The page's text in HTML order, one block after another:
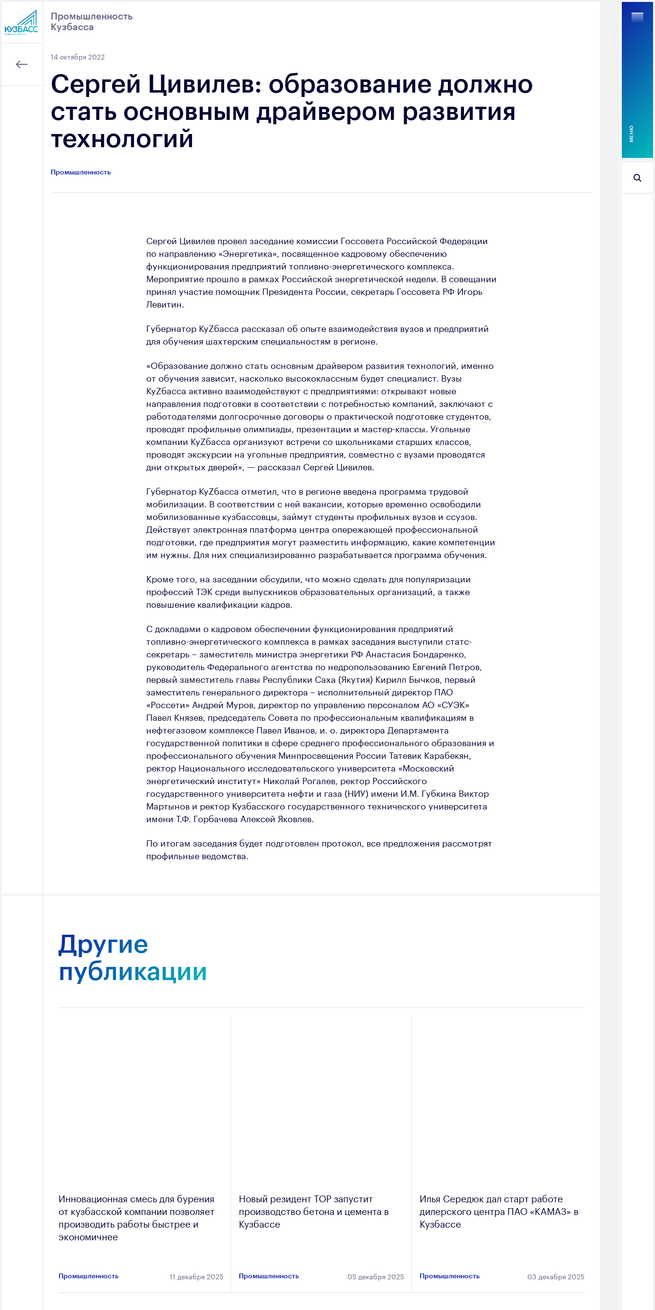
Промышленность
Кузбасса
MEНЮ
14 октября 2022
Сергей Цивилев: образование должно
стать основным драйвером развития
технологий
Промышленность
Сергей Цивилев провел заседание комиссии Госсовета Российской Федерации
по направлению «Энергетика», посвященное кадровому обеспечению
функционирования предприятий топливно-энергетического комплекса.
Мероприятие прошло в рамках Российской энергетической недели. В совещании
принял участие помощник Президента России, секретарь Госсовета РФ Игорь
Левитин.
Губернатор КуZбасса рассказал об опыте взаимодействия вузов и предприятий
для обучения шахтерским специальностям в регионе.
«Образование должно стать основным драйвером развития технологий, именно
от обучения зависит, насколько высококлассным будет специалист. Вузы
КуZбасса активно взаимодействуют с предприятиями: открывают новые
направления подготовки в соответствии с потребностью компаний, заключают с
работодателями долгосрочные договоры о практической подготовке студентов,
проводят профильные олимпиады, презентации и мастер-классы. Угольные
компании КуZбасса организуют встречи со школьниками старших классов,
проводят экскурсии на угольные предприятия, совместно с вузами проводятся
дни открытых дверей», — рассказал Сергей Цивилев.
Губернатор КуZбасса отметил, что в регионе введена программа трудовой
мобилизации. В соответствии с ней вакансии, которые временно освободили
мобилизованные кузбассовцы, займут студенты профильных вузов и ссузов.
Действует электронная платформа центра опережающей профессиональной
подготовки, где предприятия могут разместить информацию, какие компетенции
им нужны. Для них специализированно разрабатывается программа обучения.
Кроме того, на заседании обсудили, что можно сделать для популяризации
профессий ТЭК среди выпускников образовательных организаций, а также
повышение квалификации кадров.
С докладами о кадровом обеспечении функционирования предприятий
топливно-энергетического комплекса в рамках заседания выступили статс-
секретарь – заместитель министра энергетики РФ Анастасия Бондаренко,
руководитель Федерального агентства по недропользованию Евгений Петров,
первый заместитель главы Республики Саха (Якутия) Кирилл Бычков, первый
заместитель генерального директора – исполнительный директор ПАО
«Россети» Андрей Муров, директор по управлению персоналом АО «СУЭК»
Павел Князев, председатель Совета по профессиональным квалификациям в
нефтегазовом комплексе Павел Иванов, и. о. директора Департамента
государственной политики в сфере среднего профессионального образования и
профессионального обучения Минпросвещения России Татевик Карабекян,
ректор Национального исследовательского университета «Московский
энергетический институт» Николай Рогалев, ректор Российского
государственного университета нефти и газа (НИУ) имени И.М. Губкина Виктор
Мартынов и ректор Кузбасского государственного технического университета
имени Т.Ф. Горбачева Алексей Яковлев.
По итогам заседания будет подготовлен протокол, все предложения рассмотрят
профильные ведомства.
Другие
публикации
Инновационная смесь для бурения
от кузбасской компании позволяет
производить работы быстрее и
экономичнее
Промышленность 11 декабря 2025
Новый резидент ТОР запустит
производство бетона и цемента в
Кузбассе
Промышленность 05 декабря 2025
Илья Середюк дал старт работе
дилерского центра ПАО «КАМАЗ» в
Кузбассе
Промышленность 03 декабря 2025